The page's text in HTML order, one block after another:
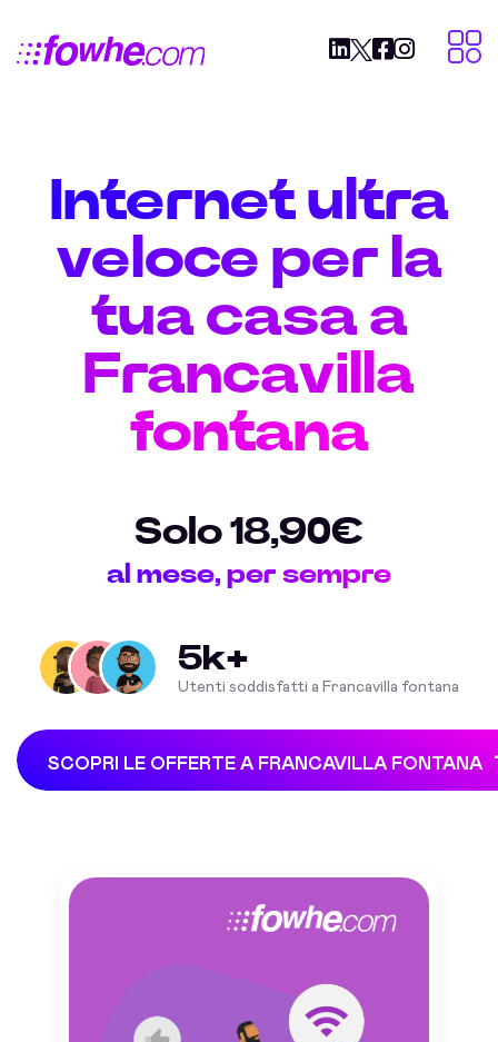
Internet ultra
veloce per la
tua casa a
Francavilla
fontana
Solo 18,90€
al mese, per sempre
5k+
Utenti soddisfatti a Francavilla fontana
SCOPRI LE OFFERTE A FRANCAVILLA FONTANA